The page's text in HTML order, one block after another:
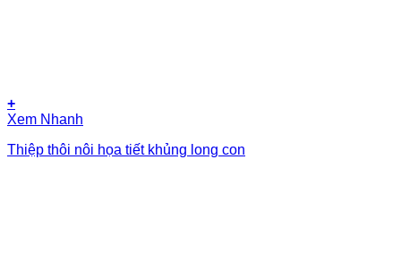
+
Xem Nhanh
Thiệp thôi nôi họa tiết khủng long con